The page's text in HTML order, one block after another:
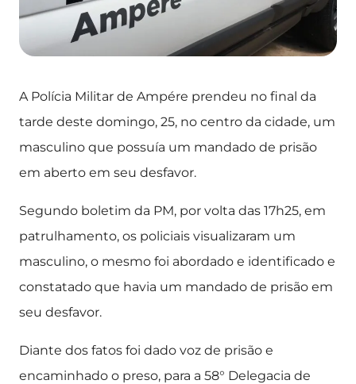
A Polícia Militar de Ampére prendeu no final da
tarde deste domingo, 25, no centro da cidade, um
masculino que possuía um mandado de prisão
em aberto em seu desfavor.
Segundo boletim da PM, por volta das 17h25, em
patrulhamento, os policiais visualizaram um
masculino, o mesmo foi abordado e identificado e
constatado que havia um mandado de prisão em
seu desfavor.
Diante dos fatos foi dado voz de prisão e
encaminhado o preso, para a 58° Delegacia de